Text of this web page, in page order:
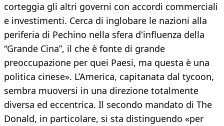
corteggia gli altri governi con accordi commerciali
e investimenti. Cerca di inglobare le nazioni alla
periferia di Pechino nella sfera d'influenza della
“Grande Cina”, il che è fonte di grande
preoccupazione per quei Paesi, ma questa è una
politica cinese». L’America, capitanata dal tycoon,
sembra muoversi in una direzione totalmente
diversa ed eccentrica. Il secondo mandato di The
Donald, in particolare, si sta distinguendo «per